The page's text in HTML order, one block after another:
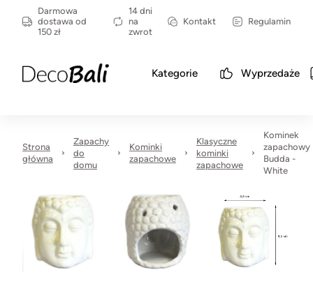
Darmowa
dostawa od
150 zł
14 dni
na
zwrot
Kontakt Regulamin
Kategorie Wyprzedaże
Strona
główna
Zapachy
do
domu
Kominki
zapachowe
Klasyczne
kominki
zapachowe
Kominek
zapachowy
Budda -
White